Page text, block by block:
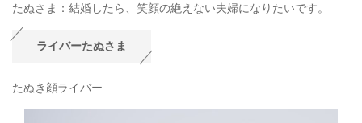
たぬさま：結婚したら、笑顔の絶えない夫婦になりたいです。
ライバーたぬさま
たぬき顔ライバー